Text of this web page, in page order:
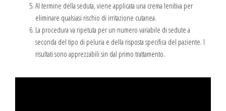
Al termine della seduta, viene applicata una crema lenitiva per
eliminare qualsiasi rischio di irritazione cutanea.
La procedura va ripetuta per un numero variabile di sedute a
seconda del tipo di peluria e della risposta specifica del paziente. I
risultati sono apprezzabili sin dal primo trattamento.